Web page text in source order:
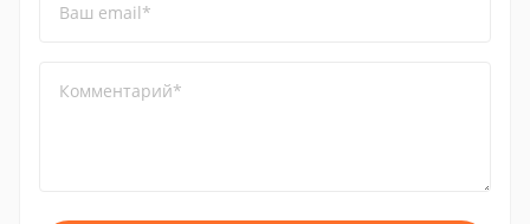
Ваш email*
Комментарий*